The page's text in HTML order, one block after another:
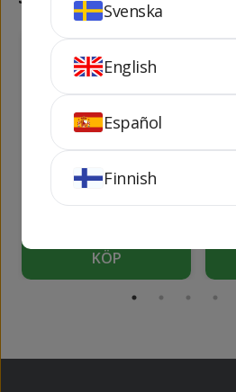
The London Gin Nº
KÖP
Svenska
English
Español
Finnish